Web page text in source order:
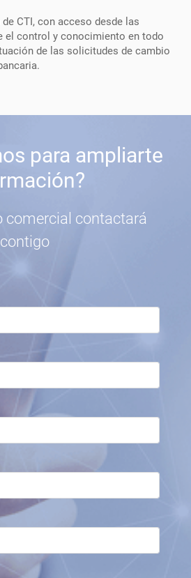
CTI, con acceso desde las
el control y conocimiento en todo
de las solicitudes de cambio
para ampliarte
comercial contactará
contigo